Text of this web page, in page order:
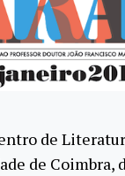
de
de Coimbra,